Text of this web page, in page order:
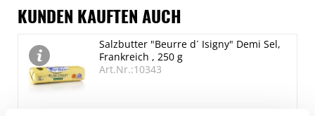
Fett
3.6 g
davon gesättigte Fettsäuren
0.5 g
Spuren / Enthalten
Glutenhaltige Getreide (Hafer)
Enthalten
Senf
Enthalten
KUNDEN KAUFTEN AUCH
Salzbutter "Beurre d´ Isigny" Demi Sel,
Frankreich , 250 g
Art.Nr.:10343